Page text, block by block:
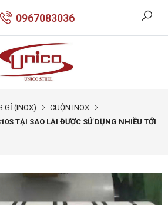
0967083036
GỈ (INOX)
CUỘN INOX
TẠI SAO LẠI ĐƯỢC SỬ DỤNG NHIỀU TỚI